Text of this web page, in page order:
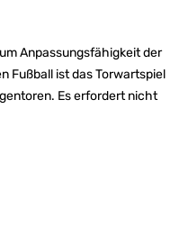
Anpassungsfähigkeit der
Fußball ist das Torwartspiel
Es erfordert nicht